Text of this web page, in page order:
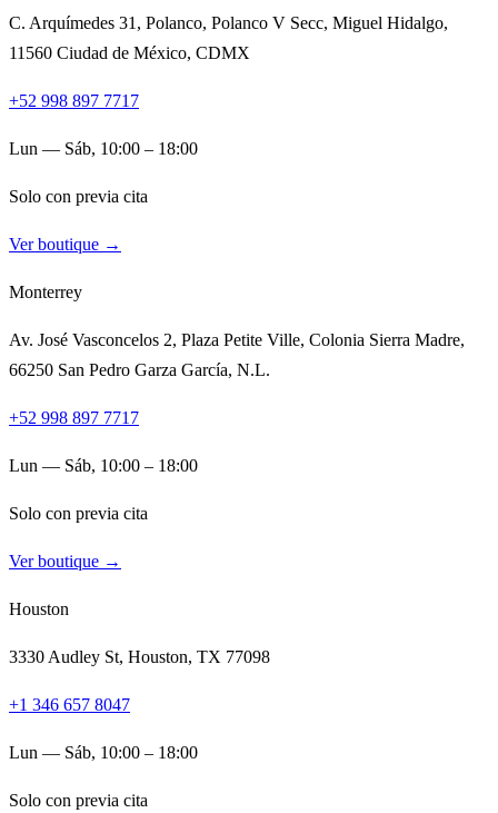
C. Arquímedes 31, Polanco, Polanco V Secc, Miguel Hidalgo,
11560 Ciudad de México, CDMX
+52 998 897 7717
Lun — Sáb, 10:00 – 18:00
Solo con previa cita
Ver boutique →
Monterrey
Av. José Vasconcelos 2, Plaza Petite Ville, Colonia Sierra Madre,
66250 San Pedro Garza García, N.L.
+52 998 897 7717
Lun — Sáb, 10:00 – 18:00
Solo con previa cita
Ver boutique →
Houston
3330 Audley St, Houston, TX 77098
+1 346 657 8047
Lun — Sáb, 10:00 – 18:00
Solo con previa cita